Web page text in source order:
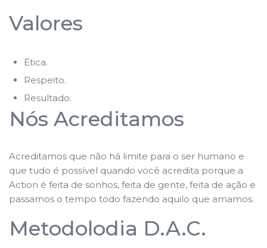
Valores
Ética.
Respeito.
Resultado.
Nós Acreditamos
Acreditamos que não há limite para o ser humano e
que tudo é possível quando você acredita porque a
Action é feita de sonhos, feita de gente, feita de ação e
passamos o tempo todo fazendo aquilo que amamos.
Metodolodia D.A.C.